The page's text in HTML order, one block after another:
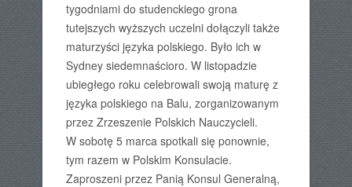
tygodniami do studenckiego grona
tutejszych wyższych uczelni dołączyli także
maturzyści języka polskiego. Było ich w
Sydney siedemnaścioro. W listopadzie
ubiegłego roku celebrowali swoją maturę z
języka polskiego na Balu, zorganizowanym
przez Zrzeszenie Polskich Nauczycieli.
W sobotę 5 marca spotkali się ponownie,
tym razem w Polskim Konsulacie.
Zaproszeni przez Panią Konsul Generalną,